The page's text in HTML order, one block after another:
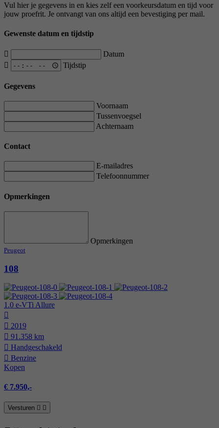
Vul hier je gegevens in en kies zelf een voorkeursdatum en tijd voor
jouw proefrit. Je ontvangt van ons altijd een bevestiging per mail.
Gewenste datum en tijdstip
Datum
Tijdstip
Gegevens
Voornaam
Tussenvoegsel
Achternaam
Contact
E-mailadres
Telefoonnummer
Opmerkingen
Opmerkingen
Peugeot
108
1.0 e-VTi Allure
2019
91.358 km
Hand­geschakeld
Benzine
Kopen
€ 7.950,-
Versturen